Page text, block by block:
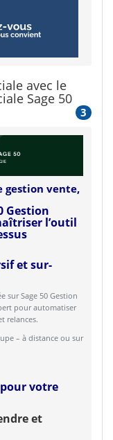
avec le
Sage 50
3
gestion vente,
Gestion
l’outil
et sur-
sur Sage 50 Gestion
pour automatiser
relances.
– à distance ou sur
votre
et